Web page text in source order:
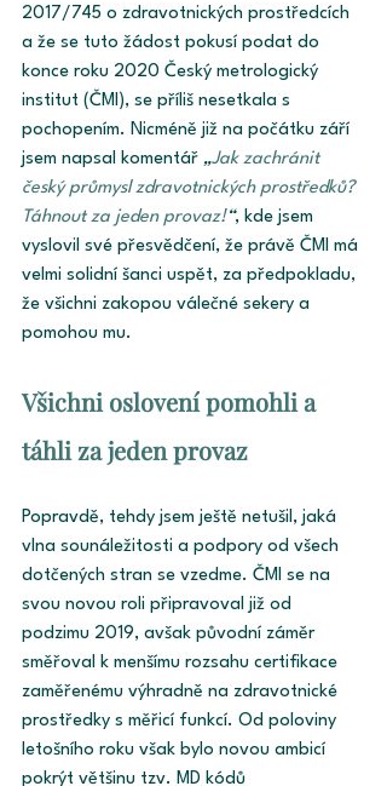
2017/745 o zdravotnických prostředcích
a že se tuto žádost pokusí podat do
konce roku 2020 Český metrologický
institut (ČMI), se příliš nesetkala s
pochopením. Nicméně již na počátku září
jsem napsal komentář „Jak zachránit
český průmysl zdravotnických prostředků?
Táhnout za jeden provaz!“, kde jsem
vyslovil své přesvědčení, že právě ČMI má
velmi solidní šanci uspět, za předpokladu,
že všichni zakopou válečné sekery a
pomohou mu.
Všichni oslovení pomohli a
táhli za jeden provaz
Popravdě, tehdy jsem ještě netušil, jaká
vlna sounáležitosti a podpory od všech
dotčených stran se vzedme. ČMI se na
svou novou roli připravoval již od
podzimu 2019, avšak původní záměr
směřoval k menšímu rozsahu certifikace
zaměřenému výhradně na zdravotnické
prostředky s měřicí funkcí. Od poloviny
letošního roku však bylo novou ambicí
pokrýt většinu tzv. MD kódů